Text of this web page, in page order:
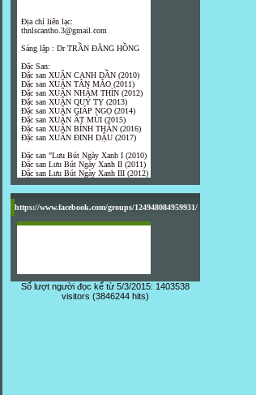
Địa chỉ liên lạc:
thnlscantho.3@gmail.com
Sáng lập : Dr TRẦN ĐĂNG HỒNG
Đặc San:
Đặc san XUÂN CANH DẦN (2010)
Đặc san XUÂN TÂN MÃO (2011)
Đặc san XUÂN NHÂM THÌN (2012)
Đặc san XUÂN QUÝ TỴ (2013)
Đặc san XUÂN GIÁP NGỌ (2014)
Đặc san XUÂN ẤT MÙI (2015)
Đặc san XUÂN BÍNH THÂN (2016)
Đặc san XUÂN ĐINH DẬU (2017)
Đặc san "Lưu Bút Ngày Xanh I (2010)
Đặc san Lưu Bút Ngày Xanh II (2011)
Đặc san Lưu Bút Ngày Xanh III (2012)
https://www.facebook.com/groups/124948084959931/
Số lượt người đọc kể từ 5/3/2015: 1403538
visitors (3846244 hits)